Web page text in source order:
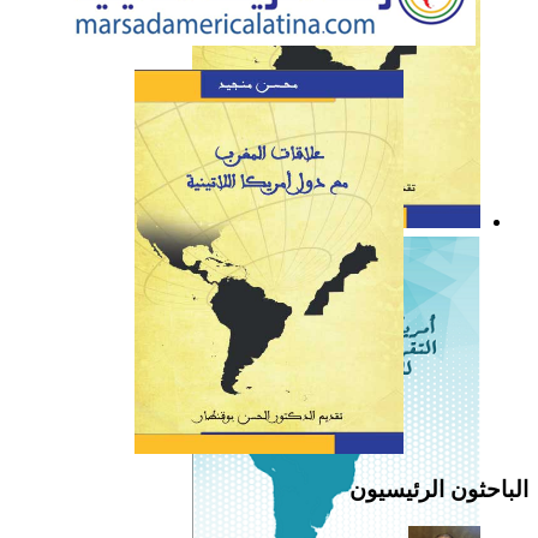
كتاب: علاقات المغرب مع
دول أمريكا اللاتينية
الباحثون الرئيسيون